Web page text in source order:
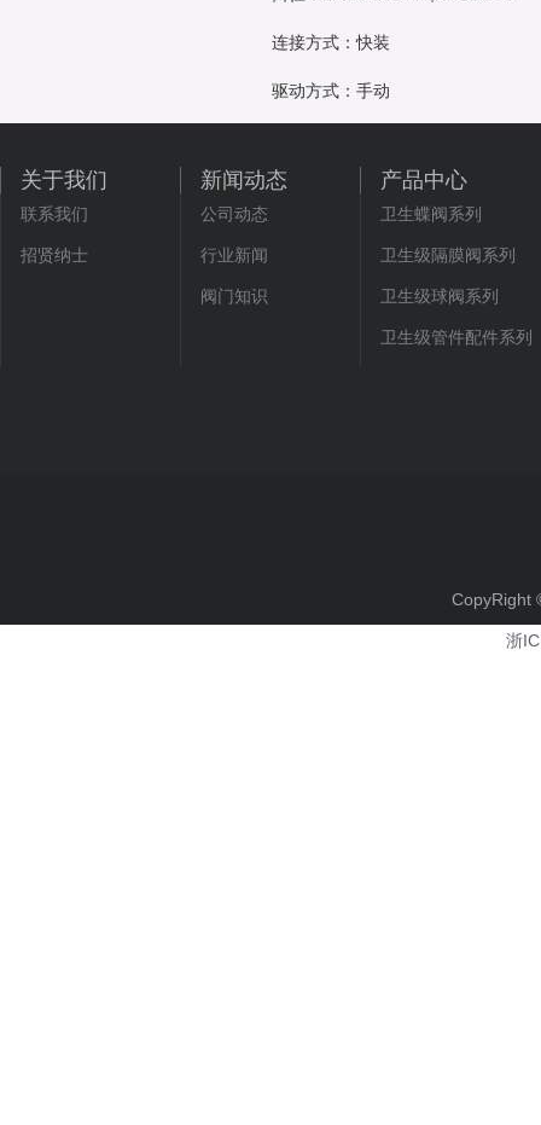
连接方式：快装
驱动方式：手动
关于我们
联系我们
招贤纳士
新闻动态
公司动态
行业新闻
阀门知识
产品中心
卫生蝶阀系列
卫生级隔膜阀系列
卫生级球阀系列
卫生级管件配件系列
CopyRight
浙